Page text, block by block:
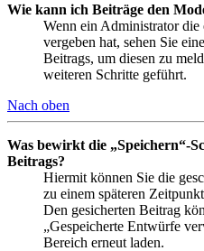
Wie kann ich Beiträge den
Wenn ein Administrator die
vergeben hat, sehen Sie
Beitrags, um diesen zu
weiteren Schritte geführt.
Nach oben
Was bewirkt die „Speichern“-
Beitrags?
Hiermit können Sie die
zu einem späteren
Den gesicherten Beitrag
„Gespeicherte Entwürfe
Bereich erneut laden.